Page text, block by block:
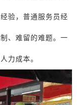
验，普通服务员经
、难留的难题。一
力成本。